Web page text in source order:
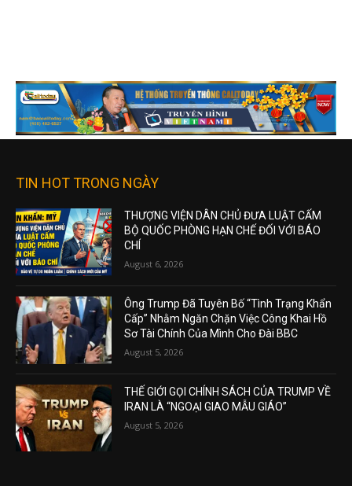
TIN HOT TRONG NGÀY
THƯỢNG VIỆN DÂN CHỦ ĐƯA LUẬT CẤM
BỘ QUỐC PHÒNG HẠN CHẾ ĐỐI VỚI BÁO
CHÍ
August 6, 2026
Ông Trump Đã Tuyên Bố “Tình Trạng Khẩn
Cấp” Nhằm Ngăn Chặn Việc Công Khai Hồ
Sơ Tài Chính Của Mình Cho Đài BBC
August 5, 2026
THẾ GIỚI GỌI CHÍNH SÁCH CỦA TRUMP VỀ
IRAN LÀ “NGOẠI GIAO MẪU GIÁO”
August 5, 2026